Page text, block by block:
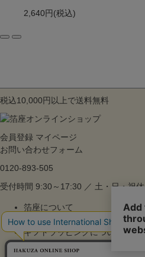
2,640円 (税込)
税込10,000円以上で送料無料
会員登録 マイページ
お問い合わせフォーム
0120-893-505
受付時間 9:30～17:30 ／ 土・日・祝休
箔座について
ご利用ガイド
ギフトラッピングについて
よくあるご質問